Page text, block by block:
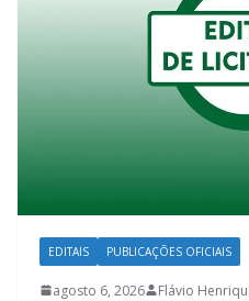
EDITAIS PUBLICAÇÕES OFICIAIS
agosto 6, 2026 Flávio